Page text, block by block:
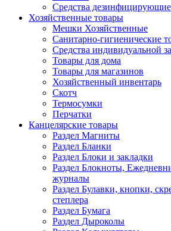
Средства дезинфицирующие
Хозяйственные товары
Мешки Хозяйственные
Санитарно-гигиенические
Средства индивидуальной
Товары для дома
Товары для магазинов
Хозяйственный инвентарь
Скотч
Термосумки
Перчатки
Канцелярские товары
Раздел Магниты
Раздел Бланки
Раздел Блоки и закладки
Раздел Блокноты,
журналы
Раздел Булавки, кнопки,
степлера
Раздел Бумага
Раздел Дыроколы